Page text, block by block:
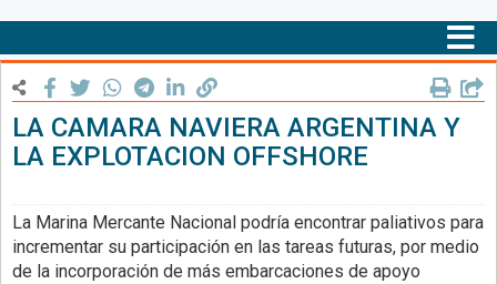
LA CAMARA NAVIERA ARGENTINA Y
LA EXPLOTACION OFFSHORE
La Marina Mercante Nacional podría encontrar paliativos para
incrementar su participación en las tareas futuras, por medio
de la incorporación de más embarcaciones de apoyo